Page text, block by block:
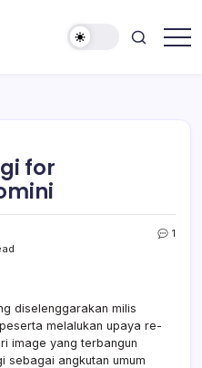
for
1
diselenggarakan milis
melalukan upaya re-
image yang terbangun
sebagai angkutan umum